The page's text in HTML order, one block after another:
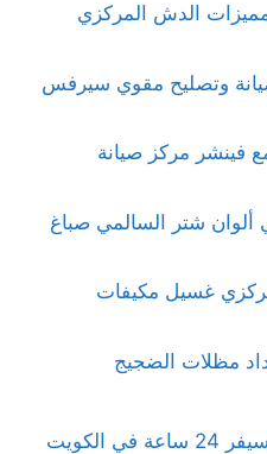
الدش المركزي
وتصليح مقوي سيرفس
فينشر مركز صيانة
ألوان شتر السالمي صباغ
غسيل مكيفات
مظلات الضجيج